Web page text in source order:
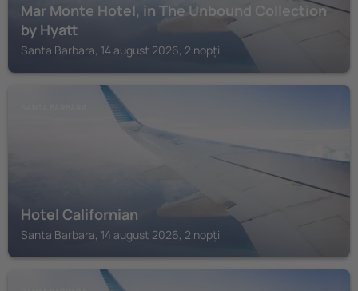
Mar Monte Hotel, in The Unbound Collection
by Hyatt
Santa Barbara, 14 august 2026, 2 nopți
Hotel Californian
Santa Barbara, 14 august 2026, 2 nopți